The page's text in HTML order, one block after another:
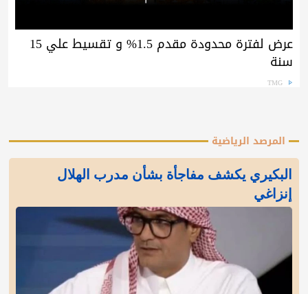
عرض لفترة محدودة مقدم 1.5% و تقسيط علي 15
سنة
TMG
المرصد الرياضية
البكيري يكشف مفاجأة بشأن مدرب الهلال
إنزاغي